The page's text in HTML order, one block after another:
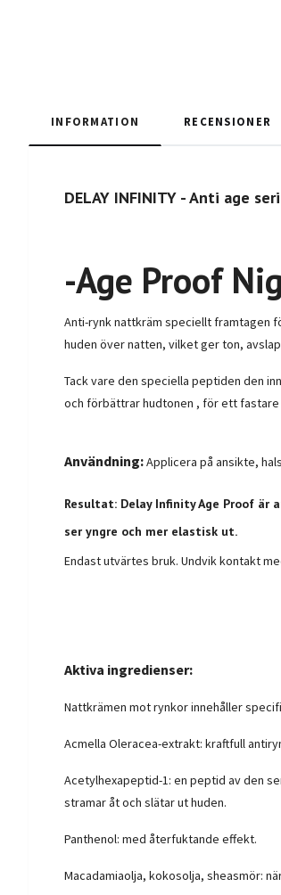
INFORMATION RECENSIONER
DELAY INFINITY - Anti age
-Age Proof
Anti-rynk nattkräm speciellt framtagen
huden över natten, vilket ger ton,
Tack vare den speciella peptiden den
och förbättrar hudtonen , för ett
Användning:Applicera på ansikte,
Resultat: Delay Infinity Age Proof är
ser yngre och mer elastisk ut.
Endast utvärtes bruk. Undvik kontakt
Aktiva ingredienser:
Nattkrämen mot rynkor innehåller
Acmella Oleracea-extrakt: kraftfull
Acetylhexapeptid-1: en peptid av den
stramar åt och slätar ut huden.
Panthenol: med återfuktande effekt.
Macadamiaolja, kokosolja, sheasmör: